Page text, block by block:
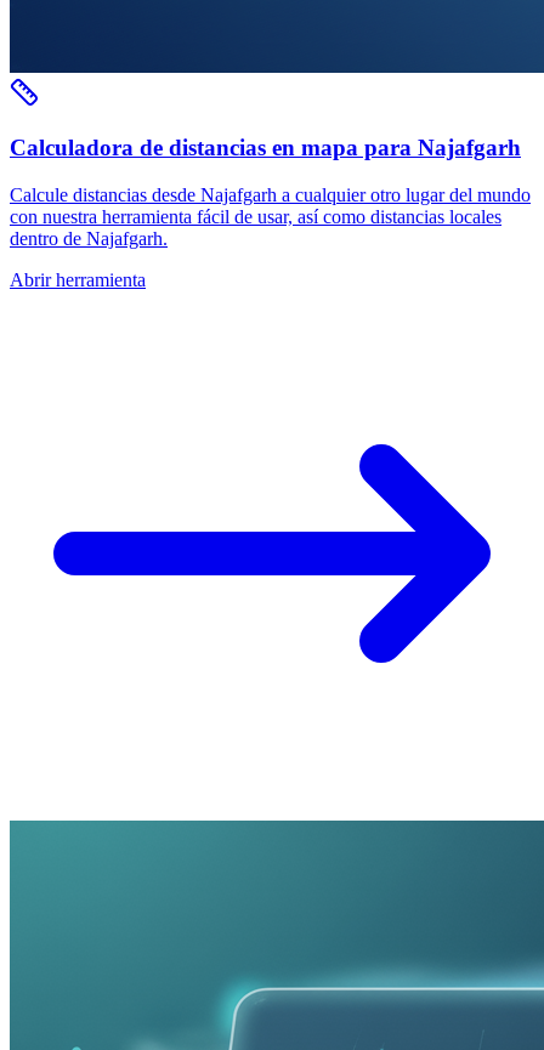
Calculadora de distancias en mapa para Najafgarh
Calcule distancias desde Najafgarh a cualquier otro lugar del mundo
con nuestra herramienta fácil de usar, así como distancias locales
dentro de Najafgarh.
Abrir herramienta